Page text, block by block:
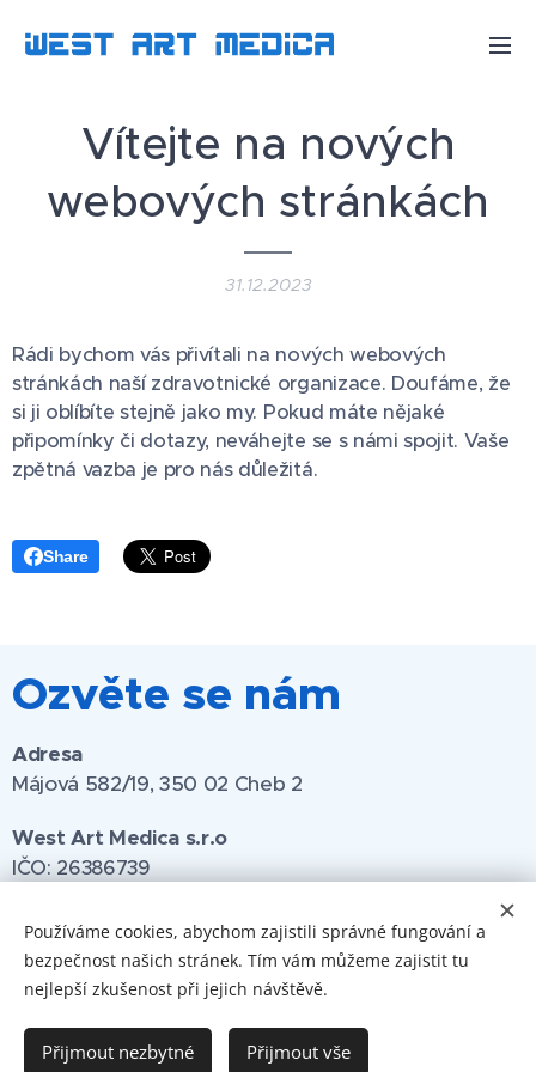
Vítejte na nových
webových stránkách
31.12.2023
Rádi bychom vás přivítali na nových webových
stránkách naší zdravotnické organizace. Doufáme, že
si ji oblíbíte stejně jako my. Pokud máte nějaké
připomínky či dotazy, neváhejte se s námi spojit. Vaše
zpětná vazba je pro nás důležitá.
Share
Ozvěte se nám
Adresa
Májová 582/19, 350 02 Cheb 2
West Art Medica s.r.o
IČO: 26386739
Zavolejte nám
Ordinace Cheb:
Ordinace Skalná:+420 354 594 966
Používáme cookies, abychom zajistili správné fungování a
bezpečnost našich stránek. Tím vám můžeme zajistit tu
nejlepší zkušenost při jejich návštěvě.
Přijmout nezbytné Přijmout vše